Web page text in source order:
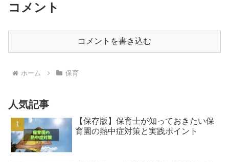
コメント
コメントを書き込む
ホーム 保育
人気記事
【保存版】保育士が知っておきたい保
育園の熱中症対策と実践ポイント